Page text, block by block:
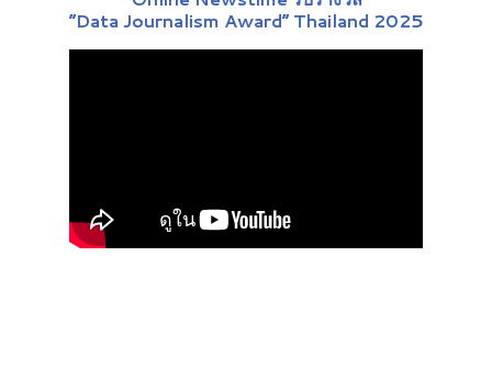
“Data Journalism Award” Thailand 2025